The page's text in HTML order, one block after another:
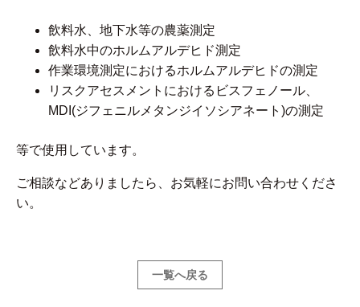
飲料水、地下水等の農薬測定
飲料水中のホルムアルデヒド測定
作業環境測定におけるホルムアルデヒドの測定
リスクアセスメントにおけるビスフェノール、
MDI(ジフェニルメタンジイソシアネート)の測定
等で使用しています。
ご相談などありましたら、お気軽にお問い合わせくださ
い。
一覧へ戻る